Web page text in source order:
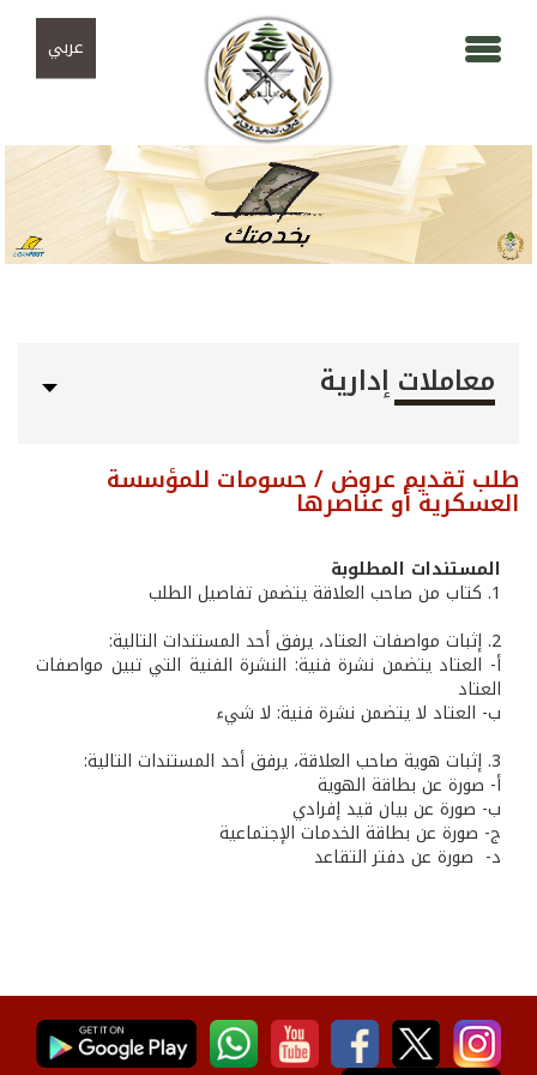
عربي
معاملات إدارية
طلب تقديم عروض / حسومات للمؤسسة
العسكرية أو عناصرها
المستندات المطلوبة
1. كتاب من صاحب العلاقة يتضمن تفاصيل الطلب
2. إثبات مواصفات العتاد، يرفق أحد المستندات التالية:
أ‌- العتاد يتضمن نشرة فنية: النشرة الفنية التي تبين مواصفات
العتاد
ب‌- العتاد لا يتضمن نشرة فنية: لا شيء
3. إثبات هوية صاحب العلاقة، يرفق أحد المستندات التالية:
أ‌- صورة عن بطاقة الهوية
ب‌- صورة عن بيان قيد إفرادي
ج- صورة عن بطاقة الخدمات الإجتماعية
‌د- صورة عن دفتر التقاعد